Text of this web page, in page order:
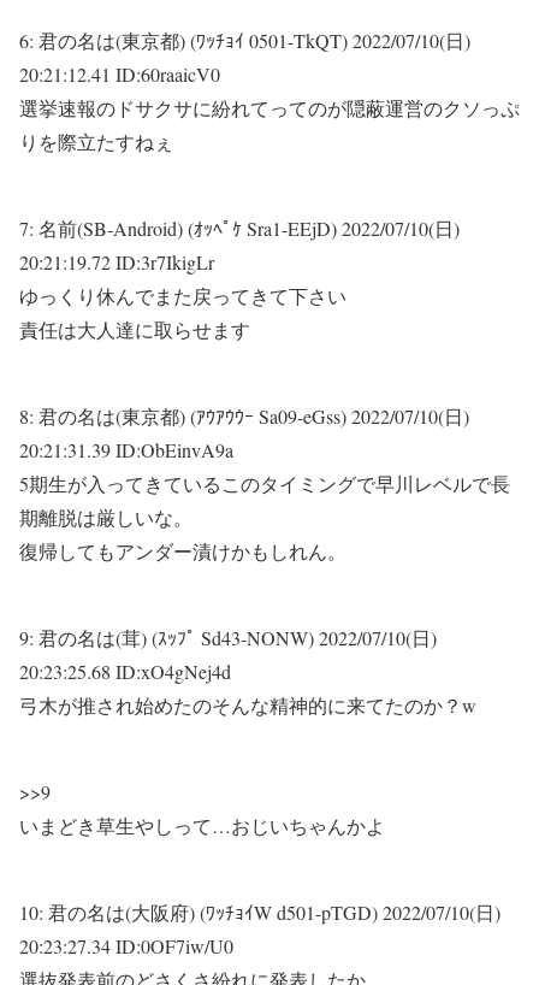
6: 君の名は(東京都) (ﾜｯﾁｮｲ 0501-TkQT)2022/07/10(日)
20:21:12.41 ID:60raaicV0
選挙速報のドサクサに紛れてってのが隠蔽運営のクソっぷ
りを際立たすねぇ
7: 名前(SB-Android) (ｵｯﾍﾟｹ Sra1-EEjD)2022/07/10(日)
20:21:19.72 ID:3r7IkigLr
ゆっくり休んでまた戻ってきて下さい
責任は大人達に取らせます
8: 君の名は(東京都) (ｱｳｱｳｳｰ Sa09-eGss)2022/07/10(日)
20:21:31.39 ID:ObEinvA9a
5期生が入ってきているこのタイミングで早川レベルで長
期離脱は厳しいな。
復帰してもアンダー漬けかもしれん。
9: 君の名は(茸) (ｽｯﾌﾟ Sd43-NONW)2022/07/10(日)
20:23:25.68 ID:xO4gNej4d
弓木が推され始めたのそんな精神的に来てたのか？w
>>9
いまどき草生やしって…おじいちゃんかよ
10: 君の名は(大阪府) (ﾜｯﾁｮｲW d501-pTGD)2022/07/10(日)
20:23:27.34 ID:0OF7iw/U0
選抜発表前のどさくさ紛れに発表したか